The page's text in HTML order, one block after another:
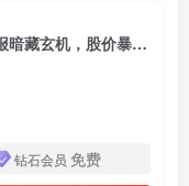
「美国绿星球」美国绿星球PLAG：财报暗藏玄机，股价暴跌背后的秘密
钻石会员 免费